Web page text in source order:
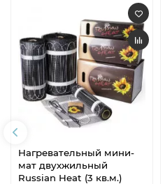
Нагревательный мини-
мат двухжильный
Russian Heat (3 кв.м.)